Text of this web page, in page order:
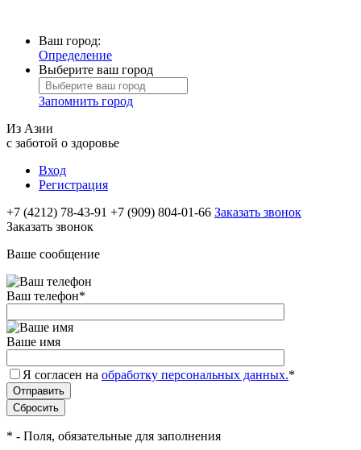
Ваш город:
Определение
Выберите ваш город
Запомнить город
Из Азии
с заботой о здоровье
Вход
Регистрация
+7 (4212) 78-43-91 +7 (909) 804-01-66 Заказать звонок
Заказать звонок
Ваше сообщение
Ваш телефон*
Ваше имя
Я согласен на обработку персональных данных.*
* - Поля, обязательные для заполнения